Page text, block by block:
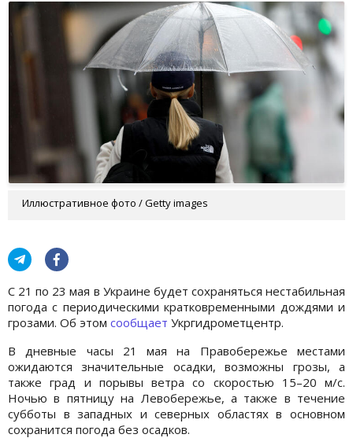
Иллюстративное фото / Getty images
С 21 по 23 мая в Украине будет сохраняться нестабильная
погода с периодическими кратковременными дождями и
грозами. Об этом сообщает Укргидрометцентр.
В дневные часы 21 мая на Правобережье местами
ожидаются значительные осадки, возможны грозы, а
также град и порывы ветра со скоростью 15–20 м/с.
Ночью в пятницу на Левобережье, а также в течение
субботы в западных и северных областях в основном
сохранится погода без осадков.